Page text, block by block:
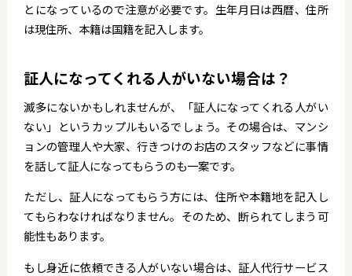
とになっているので注意が必要です。生年月日は西暦、住所
は現住所、本籍は国籍を記入します。
証人になってくれる人がいない場合は？
滅多にないかもしれませんが、「証人になってくれる人がい
ない」というカップルもいるでしょう。その場合は、マンシ
ョンの管理人や大家、行きつけのお店のスタッフなどに事情
を話して証人になってもらうのも一案です。
ただし、証人になってもらう方には、住所や本籍地を記入し
てもらわなければなりません。そのため、断られてしまう可
能性もあります。
もし身近に依頼できる人がいない場合は、証人代行サービス